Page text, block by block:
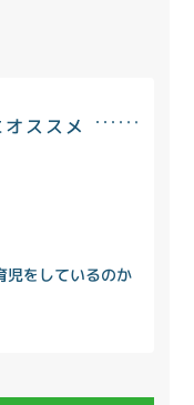
ススメ
児をしているのか